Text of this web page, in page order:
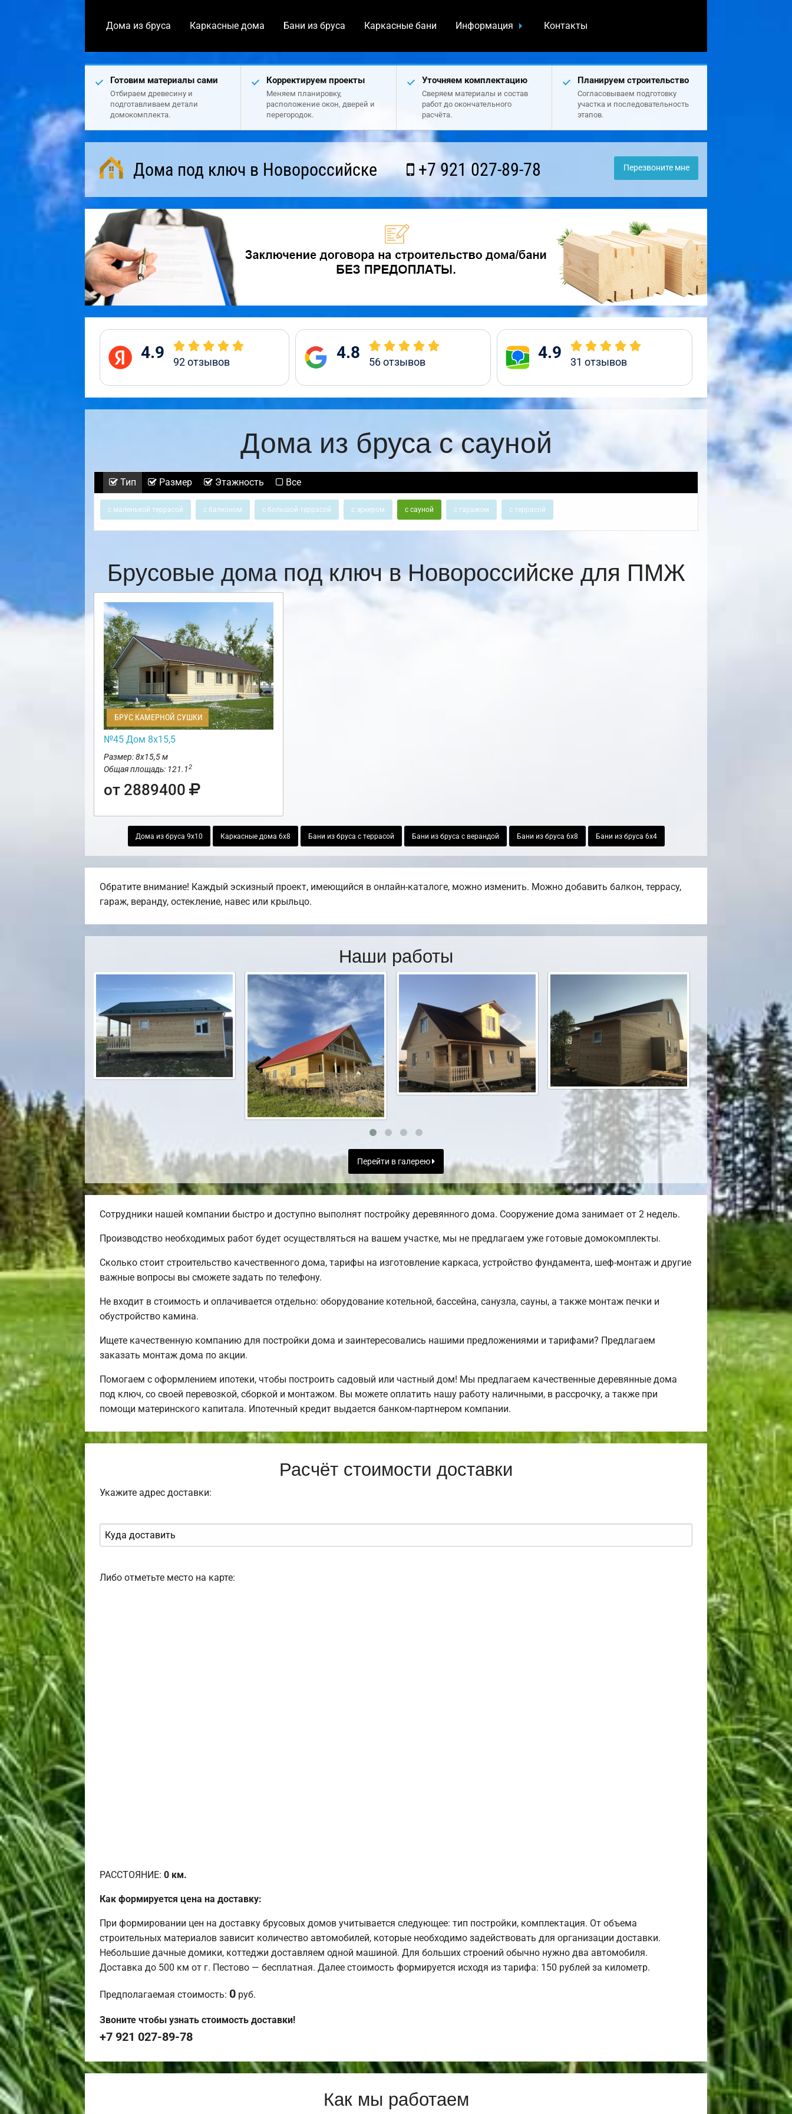
Дома из бруса Каркасные дома Бани из бруса Каркасные бани Информация Контакты
Готовим материалы сами
Отбираем древесину и
подготавливаем детали
домокомплекта.
Корректируем проекты
Меняем планировку,
расположение окон, дверей и
перегородок.
Уточняем комплектацию
Сверяем материалы и состав
работ до окончательного
расчёта.
Планируем строительство
Согласовываем подготовку
участка и последовательность
этапов.
Дома под ключ в Новороссийске +7 921 027-89-78 Перезвоните мне
4.9 92отзывов 4.8 56отзывов 4.9 31 отзывов
Дома из бруса с сауной
Тип Размер Этажность Все
с маленькой террасой с балконом с большой террасой с эркером с сауной с гаражом с террасой
Брусовые дома под ключ в Новороссийске для ПМЖ
БРУС КАМЕРНОЙ СУШКИ
№45 Дом 8х15,5
Размер: 8х15,5 м
Общая площадь: 121.12
от 2889400
Дома из бруса 9х10 Каркасные дома 6х8 Бани из бруса с террасой Бани из бруса с верандой Бани из бруса 6х8 Бани из бруса 6х4
Обратите внимание! Каждый эскизный проект, имеющийся в онлайн-каталоге, можно изменить. Можно добавить балкон, террасу,
гараж, веранду, остекление, навес или крыльцо.
Наши работы
Перейти в галерею
Сотрудники нашей компании быстро и доступно выполнят постройку деревянного дома. Сооружение дома занимает от 2 недель.
Производство необходимых работ будет осуществляться на вашем участке, мы не предлагаем уже готовые домокомплекты.
Сколько стоит строительство качественного дома, тарифы на изготовление каркаса, устройство фундамента, шеф-монтаж и другие
важные вопросы вы сможете задать по телефону.
Не входит в стоимость и оплачивается отдельно: оборудование котельной, бассейна, санузла, сауны, а также монтаж печки и
обустройство камина.
Ищете качественную компанию для постройки дома и заинтересовались нашими предложениями и тарифами? Предлагаем
заказать монтаж дома по акции.
Помогаем с оформлением ипотеки, чтобы построить садовый или частный дом! Мы предлагаем качественные деревянные дома
под ключ, со своей перевозкой, сборкой и монтажом. Вы можете оплатить нашу работу наличными, в рассрочку, а также при
помощи материнского капитала. Ипотечный кредит выдается банком-партнером компании.
Расчёт стоимости доставки
Укажите адрес доставки:
Либо отметьте место на карте:
РАССТОЯНИЕ: 0 км.
Как формируется цена на доставку:
При формировании цен на доставку брусовых домов учитывается следующее: тип постройки, комплектация. От объема
строительных материалов зависит количество автомобилей, которые необходимо задействовать для организации доставки.
Небольшие дачные домики, коттеджи доставляем одной машиной. Для больших строений обычно нужно два автомобиля.
Доставка до 500 км от г. Пестово — бесплатная. Далее стоимость формируется исходя из тарифа: 150 рублей за километр.
Предполагаемая стоимость: 0 руб.
Звоните чтобы узнать стоимость доставки!
+7 921 027-89-78
Как мы работаем